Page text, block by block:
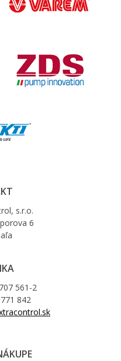
s.r.o.
6
561-2
842